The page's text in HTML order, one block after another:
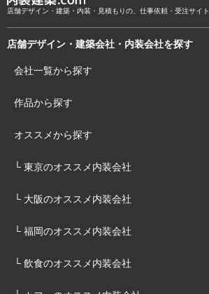
店舗デザイン・建築・内装・見積もりの、仕事依頼・受注サイト
店舗デザイン・建築会社・内装会社を探す
会社一覧から探す
作品から探す
オススメから探す
└ 東京のオススメ内装会社
└ 大阪のオススメ内装会社
└ 福岡のオススメ内装会社
└ 飲食のオススメ内装会社